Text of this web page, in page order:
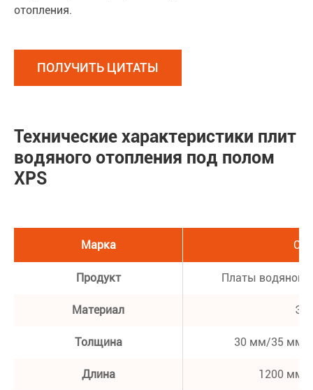
отопления.
ПОЛУЧИТЬ ЦИТАТЫ
Технические характеристики плит
водяного отопления под полом
XPS
Марка
Продукт Платы водяного
Материал
Толщина 30 мм/35 мм/
Длина 1200 мм/